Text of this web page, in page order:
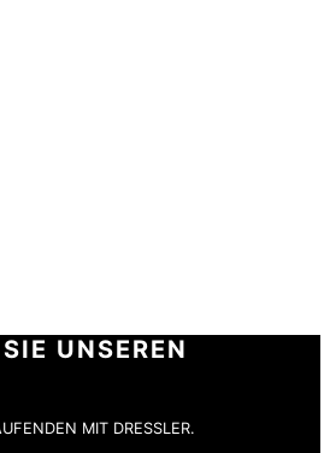
UNSEREN
MIT DRESSLER.